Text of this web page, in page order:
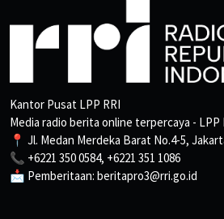
Kantor Pusat LPP RRI
Media radio berita online terpercaya - LPP
📍 Jl. Medan Merdeka Barat No.4-5,
📞 +6221 350 0584, +6221 351 1086
📩 Pemberitaan: beritapro3@rri.go.id